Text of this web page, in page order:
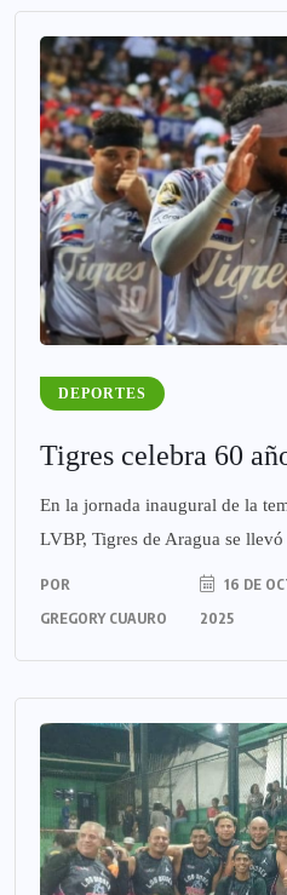
DEPORTES
Tigres celebra 60
En la jornada inaugural de la
LVBP, Tigres de Aragua se
POR
GREGORY CUAURO
16 DE
2025